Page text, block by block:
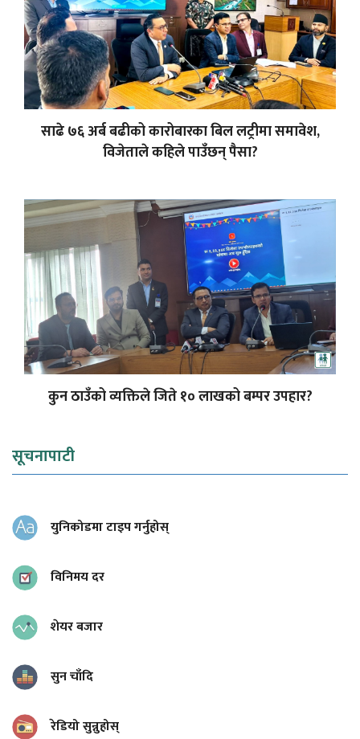
साढे ७६ अर्ब बढीको कारोबारका बिल लट्रीमा समावेश,
विजेताले कहिले पाउँछन् पैसा?
कुन ठाउँको व्यक्तिले जिते १० लाखको बम्पर उपहार?
सूचनापाटी
युनिकोडमा टाइप गर्नुहोस्
विनिमय दर
शेयर बजार
सुन चाँदि
रेडियो सुन्नुहोस्